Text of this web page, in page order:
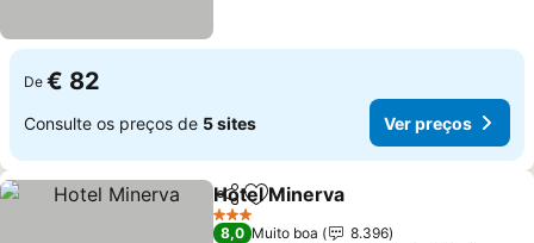
De € 82
Consulte os preços de 5 sites Ver preços
PartilharAdicionar aos favoritos
Hotel Minerva
3 Estrelas
8,0 Muito boa
8.396